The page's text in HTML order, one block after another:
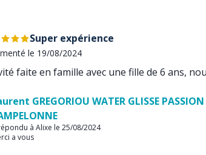
Super expérience
le 19/08/2024
faite en famille avec une fille de 6 ans,
GREGORIOU WATER GLISSE
à Alixe le 25/08/2024
a vous